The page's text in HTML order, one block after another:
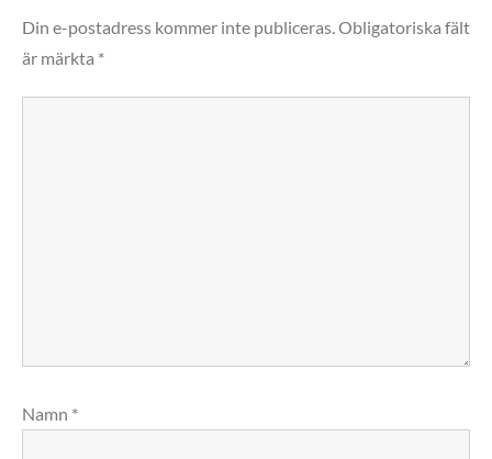
Din e-postadress kommer inte publiceras.Obligatoriska fält
är märkta *
Namn *